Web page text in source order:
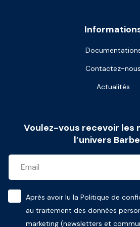
Contactez-nous
Actualités
Voulez-vous recevoir les
l’univers
Après avoir lu la Politique de
au traitement des données
marketing (newsletters et